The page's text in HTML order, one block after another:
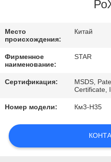
СВЯЖИТЕСЬ
МЫ
НОВОСТИ
СЛУЧАИ
Место
происхождения:
Китай
Фирменное
наименование:
STAR
Сертификация:
MSDS,
Certificate,
Номер модели: Км3-Н35